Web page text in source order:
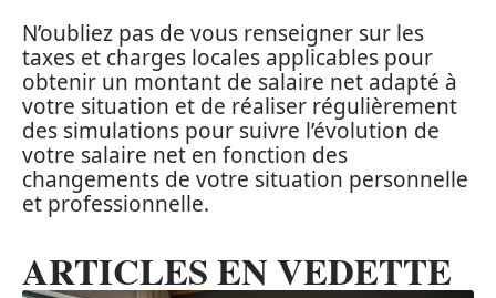
N’oubliez pas de vous renseigner sur les
taxes et charges locales applicables pour
obtenir un montant de salaire net adapté à
votre situation et de réaliser régulièrement
des simulations pour suivre l’évolution de
votre salaire net en fonction des
changements de votre situation personnelle
et professionnelle.
ARTICLES EN VEDETTE